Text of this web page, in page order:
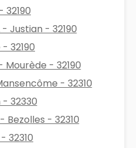
32190
Justian - 32190
32190
Mourède - 32190
- 32310
32330
Bezolles - 32310
32310